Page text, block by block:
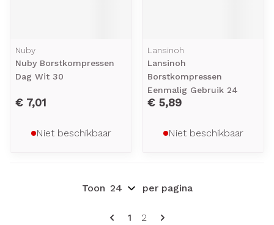
Nuby
Nuby Borstkompressen
Dag Wit 30
€ 7,01
Niet beschikbaar
Lansinoh
Lansinoh
Borstkompressen
Eenmalig Gebruik 24
€ 5,89
Niet beschikbaar
Pagina's
U lees momenteel pagina
1 Pagina
2
Toon per pagina